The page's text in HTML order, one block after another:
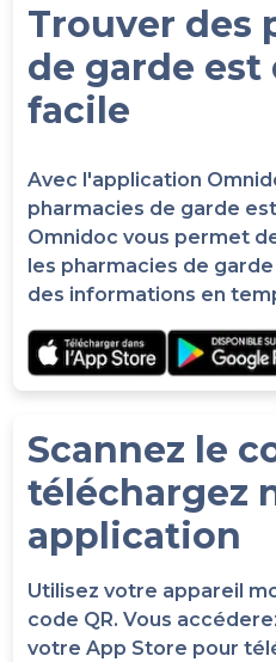
Trouver des
de garde
facile
Avec l'application
pharmacies de garde
Omnidoc vous permet
les pharmacies de
des informations en
Scannez le
téléchargez
application
Utilisez votre appareil
code QR. Vous
votre App Store pour